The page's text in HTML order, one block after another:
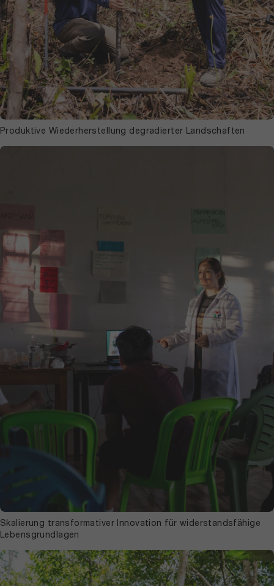
Produktive Wiederherstellung degradierter Landschaften
Skalierung transformativer Innovation für widerstandsfähige
Lebensgrundlagen